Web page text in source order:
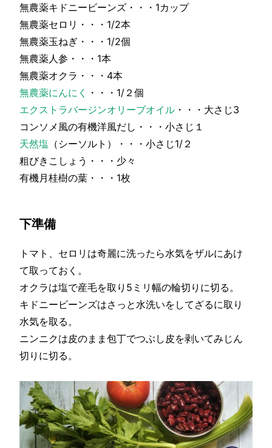
無農薬キドニービーンズ・・・1カップ
無農薬セロリ・・・1/2本
無農薬玉ねぎ・・・1/2個
無農薬人参・・・1本
無農薬オクラ・・・4本
無農薬にんにく
・・・1/２個
エクストラバージンオリーブオイル ・・・大さじ3
コンソメ風の有機洋風だし・・・小さじ１
天然塩 （シーソルト）・・・小さじ1/２
粗びきこしょう・・・少々
有機月桂樹の葉・・・1枚
下準備
トマト、セロリは奇麗に洗ったら水気をザルにあけ
て取っておく。
オクラは塩で産毛を取り5ミリ幅の輪切りに切る。
キドニービーンズはさっと水洗いをしてざるに取り
水気を取る。
ニンニクは皮のまま包丁でつぶし皮を剥いてみじん
切りに切る。